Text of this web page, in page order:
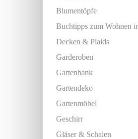
Blumentöpfe
Buchtipps zum Wohnen
Decken & Plaids
Garderoben
Gartenbank
Gartendeko
Gartenmöbel
Geschirr
Gläser & Schalen